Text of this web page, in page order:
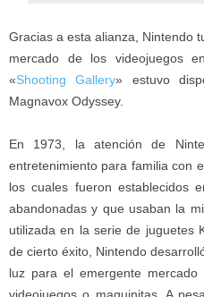
Gracias a esta alianza, Nintendo
mercado de los videojuegos
«Shooting Gallery» estuvo
Magnavox Odyssey.
En 1973, la atención de
entretenimiento para familia con
los cuales fueron establecidos
abandonadas y que usaban la
utilizada en la serie de juguetes
de cierto éxito, Nintendo
luz para el emergente